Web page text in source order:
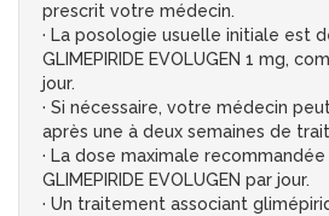
prescrit votre médecin.
· La posologie usuelle initiale est
GLIMEPIRIDE EVOLUGEN 1 mg,
jour.
· Si nécessaire, votre médecin
après une à deux semaines de
· La dose maximale
GLIMEPIRIDE EVOLUGEN par jour.
· Un traitement associant